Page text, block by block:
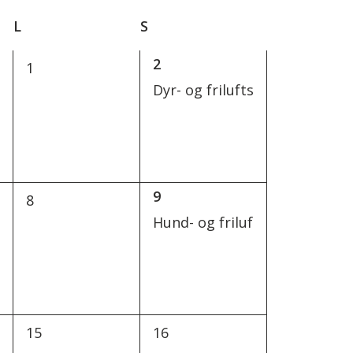
L S
0
1 1
2
Dyr- og friluftslivleir
0
8 1
9
Hund- og friluftslivleir
0
15
0
16